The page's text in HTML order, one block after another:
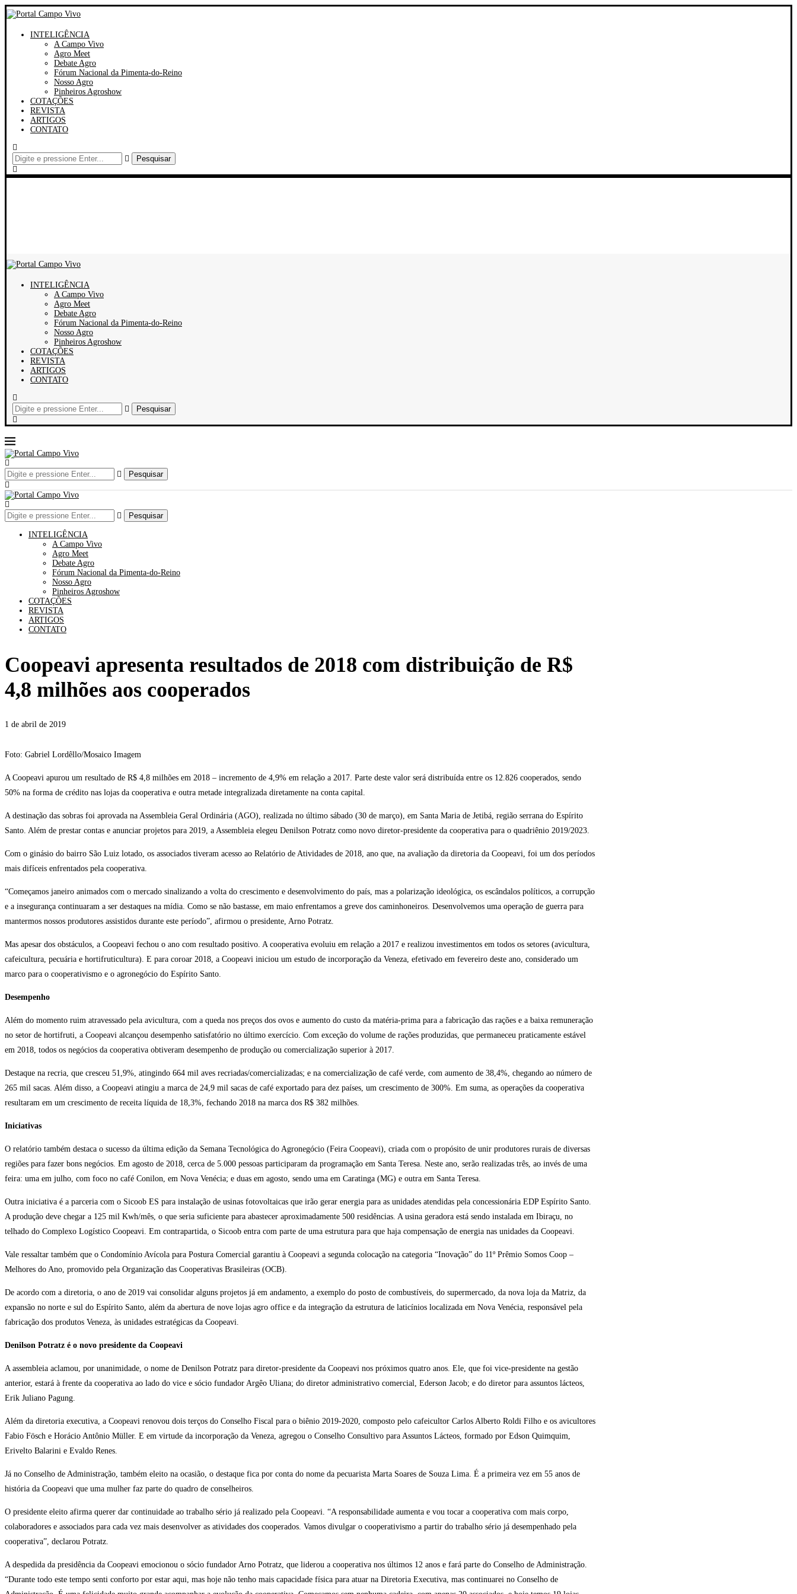
INTELIGÊNCIA
A Campo Vivo
Agro Meet
Debate Agro
Fórum Nacional da Pimenta-do-Reino
Nosso Agro
Pinheiros Agroshow
COTAÇÕES
REVISTA
ARTIGOS
CONTATO
Pesquisar
INTELIGÊNCIA
A Campo Vivo
Agro Meet
Debate Agro
Fórum Nacional da Pimenta-do-Reino
Nosso Agro
Pinheiros Agroshow
COTAÇÕES
REVISTA
ARTIGOS
CONTATO
Pesquisar
Pesquisar
Pesquisar
INTELIGÊNCIA
A Campo Vivo
Agro Meet
Debate Agro
Fórum Nacional da Pimenta-do-Reino
Nosso Agro
Pinheiros Agroshow
COTAÇÕES
REVISTA
ARTIGOS
CONTATO
Coopeavi apresenta resultados de 2018 com distribuição de R$
4,8 milhões aos cooperados
1 de abril de 2019
Foto: Gabriel Lordêllo/Mosaico Imagem
A Coopeavi apurou um resultado de R$ 4,8 milhões em 2018 – incremento de 4,9% em relação a 2017. Parte deste valor será distribuída entre os 12.826 cooperados, sendo
50% na forma de crédito nas lojas da cooperativa e outra metade integralizada diretamente na conta capital.
A destinação das sobras foi aprovada na Assembleia Geral Ordinária (AGO), realizada no último sábado (30 de março), em Santa Maria de Jetibá, região serrana do Espírito
Santo. Além de prestar contas e anunciar projetos para 2019, a Assembleia elegeu Denilson Potratz como novo diretor-presidente da cooperativa para o quadriênio 2019/2023.
Com o ginásio do bairro São Luiz lotado, os associados tiveram acesso ao Relatório de Atividades de 2018, ano que, na avaliação da diretoria da Coopeavi, foi um dos períodos
mais difíceis enfrentados pela cooperativa.
“Começamos janeiro animados com o mercado sinalizando a volta do crescimento e desenvolvimento do país, mas a polarização ideológica, os escândalos políticos, a corrupção
e a insegurança continuaram a ser destaques na mídia. Como se não bastasse, em maio enfrentamos a greve dos caminhoneiros. Desenvolvemos uma operação de guerra para
mantermos nossos produtores assistidos durante este período”, afirmou o presidente, Arno Potratz.
Mas apesar dos obstáculos, a Coopeavi fechou o ano com resultado positivo. A cooperativa evoluiu em relação a 2017 e realizou investimentos em todos os setores (avicultura,
cafeicultura, pecuária e hortifruticultura). E para coroar 2018, a Coopeavi iniciou um estudo de incorporação da Veneza, efetivado em fevereiro deste ano, considerado um
marco para o cooperativismo e o agronegócio do Espírito Santo.
Desempenho
Além do momento ruim atravessado pela avicultura, com a queda nos preços dos ovos e aumento do custo da matéria-prima para a fabricação das rações e a baixa remuneração
no setor de hortifruti, a Coopeavi alcançou desempenho satisfatório no último exercício. Com exceção do volume de rações produzidas, que permaneceu praticamente estável
em 2018, todos os negócios da cooperativa obtiveram desempenho de produção ou comercialização superior à 2017.
Destaque na recria, que cresceu 51,9%, atingindo 664 mil aves recriadas/comercializadas; e na comercialização de café verde, com aumento de 38,4%, chegando ao número de
265 mil sacas. Além disso, a Coopeavi atingiu a marca de 24,9 mil sacas de café exportado para dez países, um crescimento de 300%. Em suma, as operações da cooperativa
resultaram em um crescimento de receita líquida de 18,3%, fechando 2018 na marca dos R$ 382 milhões.
Iniciativas
O relatório também destaca o sucesso da última edição da Semana Tecnológica do Agronegócio (Feira Coopeavi), criada com o propósito de unir produtores rurais de diversas
regiões para fazer bons negócios. Em agosto de 2018, cerca de 5.000 pessoas participaram da programação em Santa Teresa. Neste ano, serão realizadas três, ao invés de uma
feira: uma em julho, com foco no café Conilon, em Nova Venécia; e duas em agosto, sendo uma em Caratinga (MG) e outra em Santa Teresa.
Outra iniciativa é a parceria com o Sicoob ES para instalação de usinas fotovoltaicas que irão gerar energia para as unidades atendidas pela concessionária EDP Espírito Santo.
A produção deve chegar a 125 mil Kwh/mês, o que seria suficiente para abastecer aproximadamente 500 residências. A usina geradora está sendo instalada em Ibiraçu, no
telhado do Complexo Logístico Coopeavi. Em contrapartida, o Sicoob entra com parte de uma estrutura para que haja compensação de energia nas unidades da Coopeavi.
Vale ressaltar também que o Condomínio Avícola para Postura Comercial garantiu à Coopeavi a segunda colocação na categoria “Inovação” do 11º Prêmio Somos Coop –
Melhores do Ano, promovido pela Organização das Cooperativas Brasileiras (OCB).
De acordo com a diretoria, o ano de 2019 vai consolidar alguns projetos já em andamento, a exemplo do posto de combustíveis, do supermercado, da nova loja da Matriz, da
expansão no norte e sul do Espírito Santo, além da abertura de nove lojas agro office e da integração da estrutura de laticínios localizada em Nova Venécia, responsável pela
fabricação dos produtos Veneza, às unidades estratégicas da Coopeavi.
Denilson Potratz é o novo presidente da Coopeavi
A assembleia aclamou, por unanimidade, o nome de Denilson Potratz para diretor-presidente da Coopeavi nos próximos quatro anos. Ele, que foi vice-presidente na gestão
anterior, estará à frente da cooperativa ao lado do vice e sócio fundador Argêo Uliana; do diretor administrativo comercial, Ederson Jacob; e do diretor para assuntos lácteos,
Erik Juliano Pagung.
Além da diretoria executiva, a Coopeavi renovou dois terços do Conselho Fiscal para o biênio 2019-2020, composto pelo cafeicultor Carlos Alberto Roldi Filho e os avicultores
Fabio Fösch e Horácio Antônio Müller. E em virtude da incorporação da Veneza, agregou o Conselho Consultivo para Assuntos Lácteos, formado por Edson Quimquim,
Erivelto Balarini e Evaldo Renes.
Já no Conselho de Administração, também eleito na ocasião, o destaque fica por conta do nome da pecuarista Marta Soares de Souza Lima. É a primeira vez em 55 anos de
história da Coopeavi que uma mulher faz parte do quadro de conselheiros.
O presidente eleito afirma querer dar continuidade ao trabalho sério já realizado pela Coopeavi. “A responsabilidade aumenta e vou tocar a cooperativa com mais corpo,
colaboradores e associados para cada vez mais desenvolver as atividades dos cooperados. Vamos divulgar o cooperativismo a partir do trabalho sério já desempenhado pela
cooperativa”, declarou Potratz.
A despedida da presidência da Coopeavi emocionou o sócio fundador Arno Potratz, que liderou a cooperativa nos últimos 12 anos e fará parte do Conselho de Administração.
“Durante todo este tempo senti conforto por estar aqui, mas hoje não tenho mais capacidade física para atuar na Diretoria Executiva, mas continuarei no Conselho de